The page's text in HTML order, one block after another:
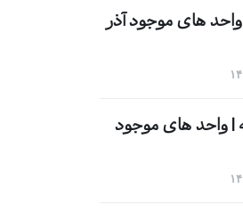
های موجود آذر
| واحد های موجود